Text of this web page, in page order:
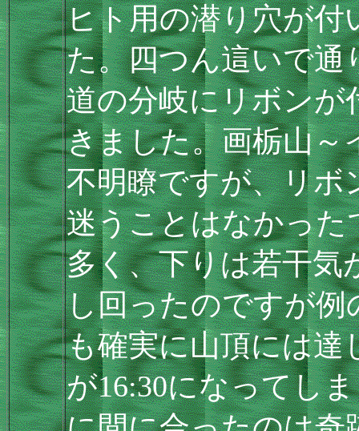
ヒト用の潜り穴が付
た。四つん這いで通
道の分岐にリボンが
きました。画栃山～
不明瞭ですが、リボ
迷うことはなかっ
多く、下りは若干気
し回ったのですが例
も確実に山頂には達
が16:30になってし